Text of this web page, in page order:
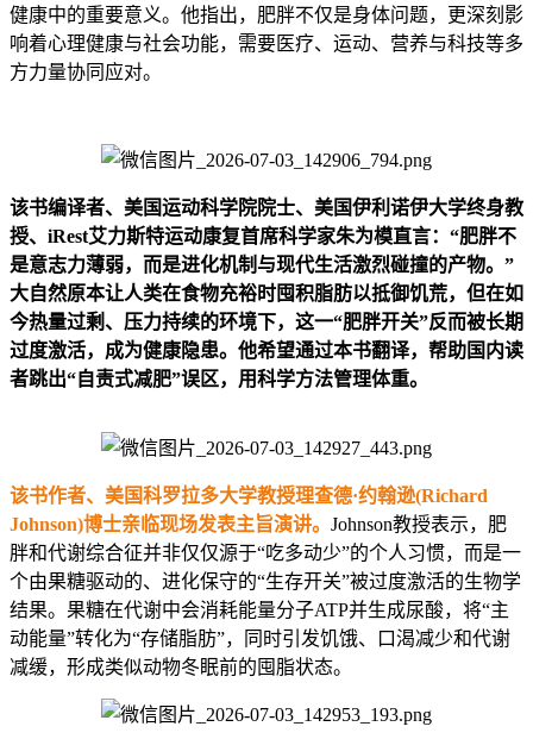
健康中的重要意义。他指出，肥胖不仅是身体问题，更深刻影
响着心理健康与社会功能，需要医疗、运动、营养与科技等多
方力量协同应对。
该书编译者、美国运动科学院院士、美国伊利诺伊大学终身教
授、iRest艾力斯特运动康复首席科学家朱为模直言：“肥胖不
是意志力薄弱，而是进化机制与现代生活激烈碰撞的产物。”
大自然原本让人类在食物充裕时囤积脂肪以抵御饥荒，但在如
今热量过剩、压力持续的环境下，这一“肥胖开关”反而被长期
过度激活，成为健康隐患。他希望通过本书翻译，帮助国内读
者跳出“自责式减肥”误区，用科学方法管理体重。
该书作者、美国科罗拉多大学教授理查德·约翰逊(Richard
Johnson)博士亲临现场发表主旨演讲。 Johnson教授表示，肥
胖和代谢综合征并非仅仅源于“吃多动少”的个人习惯，而是一
个由果糖驱动的、进化保守的“生存开关”被过度激活的生物学
结果。果糖在代谢中会消耗能量分子ATP并生成尿酸，将“主
动能量”转化为“存储脂肪”，同时引发饥饿、口渴减少和代谢
减缓，形成类似动物冬眠前的囤脂状态。